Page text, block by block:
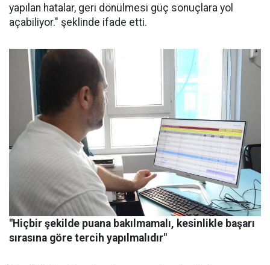
yapılan hatalar, geri dönülmesi güç sonuçlara yol
açabiliyor." şeklinde ifade etti.
"Hiçbir şekilde puana bakılmamalı, kesinlikle başarı
sırasına göre tercih yapılmalıdır"